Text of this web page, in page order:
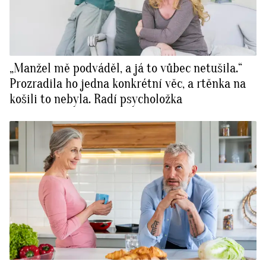
„Manžel mě podváděl, a já to vůbec netušila.“
Prozradila ho jedna konkrétní věc, a rtěnka na
košili to nebyla. Radí psycholožka